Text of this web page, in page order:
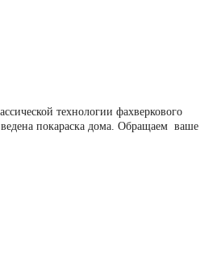
технологии фахверкового
покараска дома. Обращаем ваше